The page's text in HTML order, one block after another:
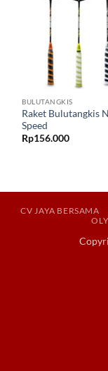
BULUTANGKIS
Raket Bulutangkis
Speed
Rp156.000
CV JAYA BERSAMA